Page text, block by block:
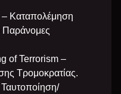
Καταπολέμηση
of Terrorism –
Τρομοκρατίας.